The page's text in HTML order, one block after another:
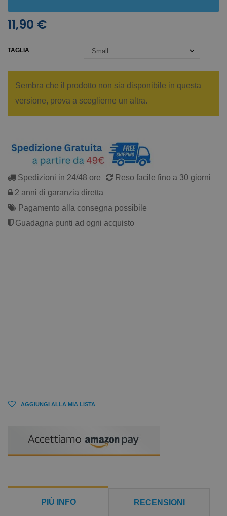
11,90 €
TAGLIA
Sembra che il prodotto non sia disponibile in questa
versione, prova a sceglierne un altra.
Spedizioni in 24/48 ore
Reso facile fino a 30 giorni
2 anni di garanzia diretta
Pagamento alla consegna possibile
Guadagna punti ad ogni acquisto
AGGIUNGI ALLA MIA LISTA
PIÙ INFO RECENSIONI